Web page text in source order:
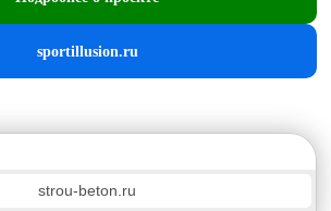
sportillusion.ru
strou-beton.ru